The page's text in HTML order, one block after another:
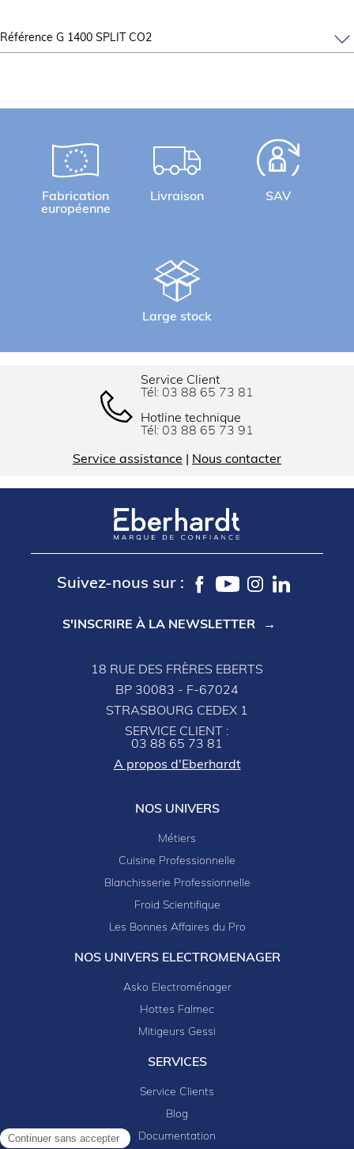
Continuer sans accepter
Référence G 1400 SPLIT CO2
Fabrication
européenne
Livraison SAV
Large stock
Service Client
Tél: 03 88 65 73 81
Hotline technique
Tél: 03 88 65 73 91
Service assistance Nous contacter
Suivez-nous sur :
S'INSCRIRE À LA NEWSLETTER
18 RUE DES FRÈRES EBERTS
BP 30083 - F-67024
STRASBOURG CEDEX 1
SERVICE CLIENT :
03 88 65 73 81
A propos d'Eberhardt
NOS UNIVERS
Métiers
Cuisine Professionnelle
Blanchisserie Professionnelle
Froid Scientifique
Les Bonnes Affaires du Pro
NOS UNIVERS ELECTROMENAGER
Asko Electroménager
Hottes Falmec
Mitigeurs Gessi
SERVICES
Service Clients
Blog
Documentation